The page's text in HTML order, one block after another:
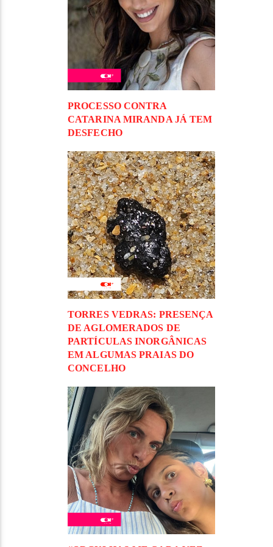
PROCESSO CONTRA
CATARINA MIRANDA JÁ TEM
DESFECHO
TORRES VEDRAS: PRESENÇA
DE AGLOMERADOS DE
PARTÍCULAS INORGÂNICAS
EM ALGUMAS PRAIAS DO
CONCELHO